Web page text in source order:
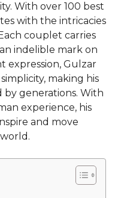
With over 100 best
with the intricacies
couplet carries
indelible mark on
expression, Gulzar
making his
by generations. With
experience, his
and move